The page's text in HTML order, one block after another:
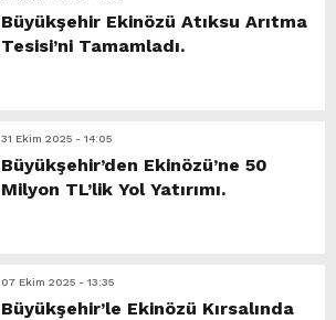
Büyükşehir Ekinözü Atıksu Arıtma
Tesisi’ni Tamamladı.
31 Ekim 2025 - 14:05
Büyükşehir’den Ekinözü’ne 50
Milyon TL’lik Yol Yatırımı.
07 Ekim 2025 - 13:35
Büyükşehir’le Ekinözü Kırsalında